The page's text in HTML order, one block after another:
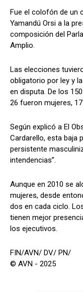
Fue el colofón de un
Yamandú Orsi a la
composición del
Amplio.
Las elecciones
obligatorio por ley y
en disputa. De los
26 fueron mujeres,
Según explicó a El
Cardarello, esta baja
persistente
intendencias”.
Aunque en 2010 se
mujeres, desde
dos en cada ciclo.
tienen mejor
los ejecutivos.
FIN/AVN/ DV/ PN/
© AVN - 2025